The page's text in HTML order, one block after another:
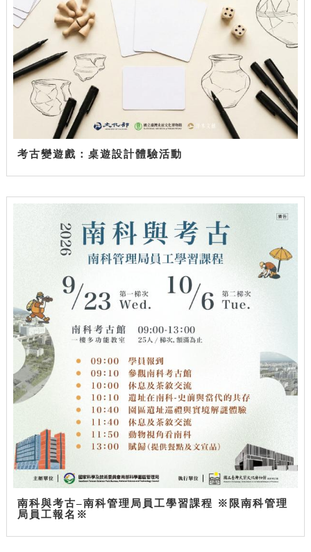
考古變遊戲：桌遊設計體驗活動
南科與考古–南科管理局員工學習課程 ※限南科管理
局員工報名※